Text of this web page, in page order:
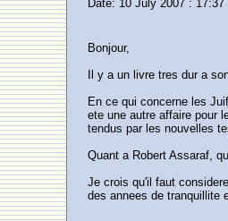
Date: 10 July 2007 : 17:37
Bonjour,
Il y a un livre tres dur a
En ce qui concerne les
ete une autre affaire pour
tendus par les nouvelles
Quant a Robert Assaraf,
Je crois qu'il faut
des annees de tranquillite